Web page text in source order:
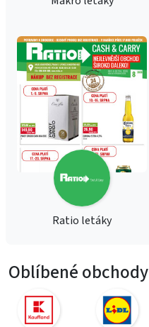
Ratio letáky
Oblíbené obchody